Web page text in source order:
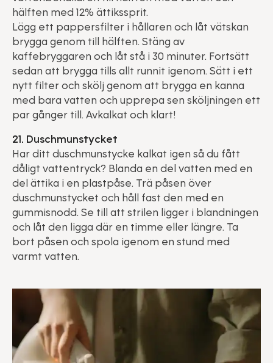
hälften med 12% ättikssprit.
Lägg ett pappersfilter i hållaren och låt vätskan
brygga genom till hälften. Stäng av
kaffebryggaren och låt stå i 30 minuter. Fortsätt
sedan att brygga tills allt runnit igenom. Sätt i ett
nytt filter och skölj genom att brygga en kanna
med bara vatten och upprepa sen sköljningen ett
par gånger till. Avkalkat och klart!
21. Duschmunstycket
Har ditt duschmunstycke kalkat igen så du fått
dåligt vattentryck? Blanda en del vatten med en
del ättika i en plastpåse. Trä påsen över
duschmunstycket och håll fast den med en
gummisnodd. Se till att strilen ligger i blandningen
och låt den ligga där en timme eller längre. Ta
bort påsen och spola igenom en stund med
varmt vatten.